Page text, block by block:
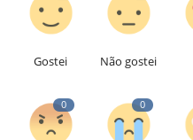
Gostei Não gostei
0 0